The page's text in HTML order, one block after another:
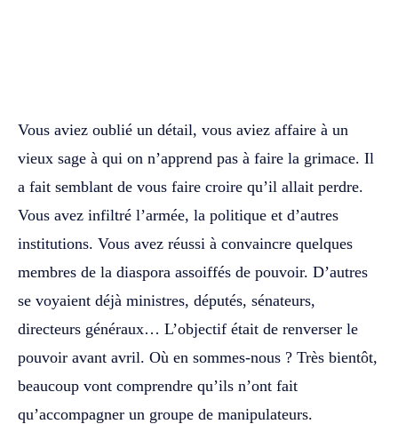
Vous aviez oublié un détail, vous aviez affaire à un
vieux sage à qui on n’apprend pas à faire la grimace. Il
a fait semblant de vous faire croire qu’il allait perdre.
Vous avez infiltré l’armée, la politique et d’autres
institutions. Vous avez réussi à convaincre quelques
membres de la diaspora assoiffés de pouvoir. D’autres
se voyaient déjà ministres, députés, sénateurs,
directeurs généraux… L’objectif était de renverser le
pouvoir avant avril. Où en sommes-nous ? Très bientôt,
beaucoup vont comprendre qu’ils n’ont fait
qu’accompagner un groupe de manipulateurs.